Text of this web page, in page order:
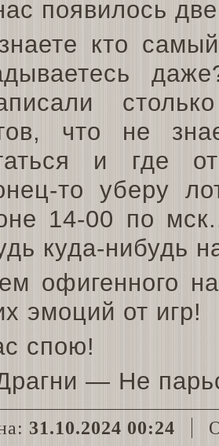
появилось
кто
что не
и где
то уберу
14-00 по
куда-нибудь
офигенного
эмоций от игр!
спою!
— Не
31.10.2024 00:24